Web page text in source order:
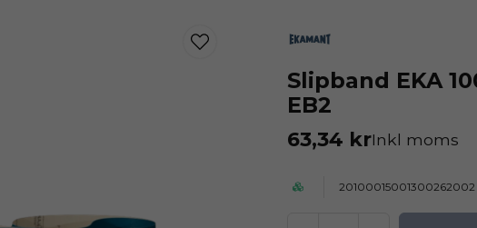
Slipband EKA
EB2
63,34 krInkl moms
20100015001300262002